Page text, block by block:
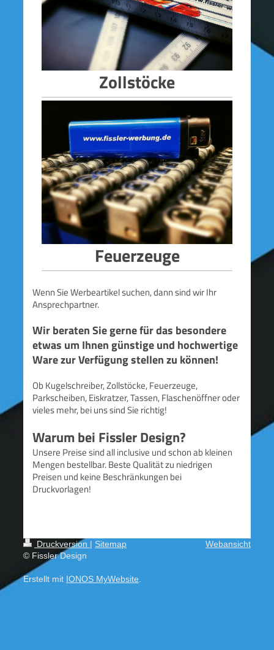
Zollstöcke
Feuerzeuge
Wenn Sie Werbeartikel suchen, dann sind wir Ihr
Ansprechpartner.
Wir beraten Sie gerne für das besondere
etwas um Ihnen günstige und hochwertige
Ware zur Verfügung stellen zu können!
Ob Kugelschreiber, Zollstöcke, Feuerzeuge,
Parkscheiben, Eiskratzer, Tassen, Flaschenöffner oder
vieles mehr, bei uns sind Sie richtig!
Warum bei Fissler Design?
Unsere Preise sind all inclusive und schon ab kleinen
Mengen bestellbar. Beste Qualität zu niedrigen
Preisen und keine Beschränkungen bei
Druckvorlagen!
Druckversion | Sitemap
© Fissler Design
Erstellt mit IONOS MyWebsite
Webansicht